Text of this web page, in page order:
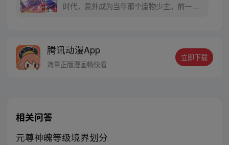
时代，意外成为当年那个废物少主。前一
主如何闯荡大陆、遭奇遇，成为叱咤风云的
至尊天帝。（漫画粉丝群：534222491）
腾讯动漫App
海量正版漫画畅快看
立即下载
相关问答
元尊神魄等级境界划分